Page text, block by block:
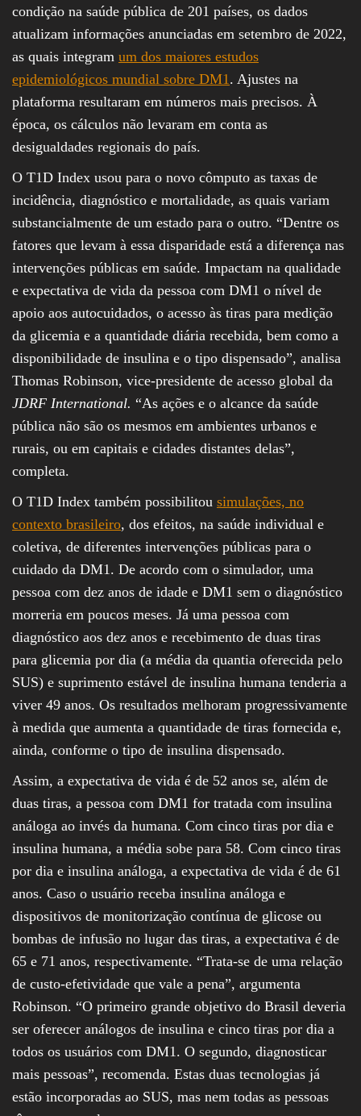
condição na saúde pública de 201 países, os dados
atualizam informações anunciadas em setembro de 2022,
as quais integram um dos maiores estudos
epidemiológicos mundial sobre DM1 . Ajustes na
plataforma resultaram em números mais precisos. À
época, os cálculos não levaram em conta as
desigualdades regionais do país.
O T1D Index usou para o novo cômputo as taxas de
incidência, diagnóstico e mortalidade, as quais variam
substancialmente de um estado para o outro. “Dentre os
fatores que levam à essa disparidade está a diferença nas
intervenções públicas em saúde. Impactam na qualidade
e expectativa de vida da pessoa com DM1 o nível de
apoio aos autocuidados, o acesso às tiras para medição
da glicemia e a quantidade diária recebida, bem como a
disponibilidade de insulina e o tipo dispensado”, analisa
Thomas Robinson, vice-presidente de acesso global da
JDRF International. “As ações e o alcance da saúde
pública não são os mesmos em ambientes urbanos e
rurais, ou em capitais e cidades distantes delas”,
completa.
O T1D Index também possibilitou simulações, no
contexto brasileiro, dos efeitos, na saúde individual e
coletiva, de diferentes intervenções públicas para o
cuidado da DM1. De acordo com o simulador, uma
pessoa com dez anos de idade e DM1 sem o diagnóstico
morreria em poucos meses. Já uma pessoa com
diagnóstico aos dez anos e recebimento de duas tiras
para glicemia por dia (a média da quantia oferecida pelo
SUS) e suprimento estável de insulina humana tenderia a
viver 49 anos. Os resultados melhoram progressivamente
à medida que aumenta a quantidade de tiras fornecida e,
ainda, conforme o tipo de insulina dispensado.
Assim, a expectativa de vida é de 52 anos se, além de
duas tiras, a pessoa com DM1 for tratada com insulina
análoga ao invés da humana. Com cinco tiras por dia e
insulina humana, a média sobe para 58. Com cinco tiras
por dia e insulina análoga, a expectativa de vida é de 61
anos. Caso o usuário receba insulina análoga e
dispositivos de monitorização contínua de glicose ou
bombas de infusão no lugar das tiras, a expectativa é de
65 e 71 anos, respectivamente. “Trata-se de uma relação
de custo-efetividade que vale a pena”, argumenta
Robinson. “O primeiro grande objetivo do Brasil deveria
ser oferecer análogos de insulina e cinco tiras por dia a
todos os usuários com DM1. O segundo, diagnosticar
mais pessoas”, recomenda. Estas duas tecnologias já
estão incorporadas ao SUS, mas nem todas as pessoas